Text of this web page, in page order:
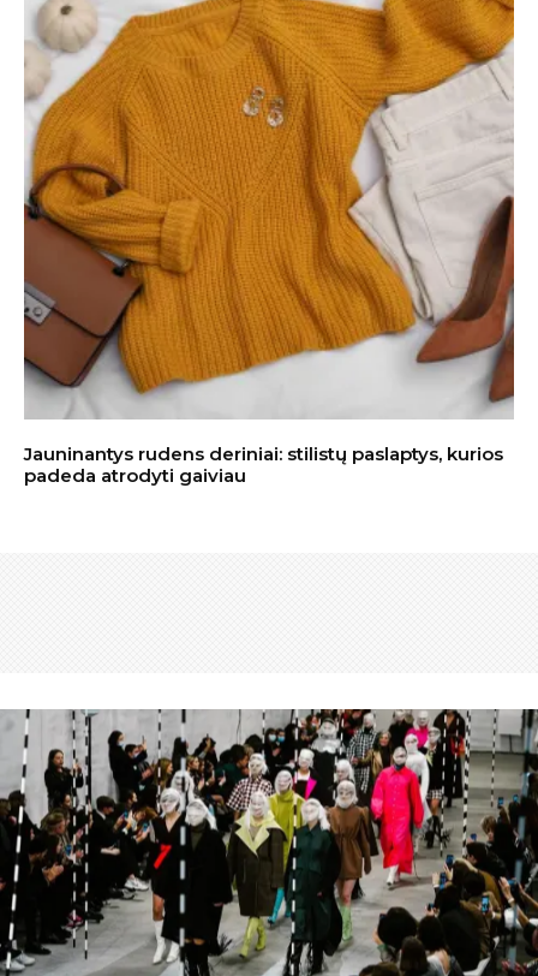
Jauninantys rudens deriniai: stilistų paslaptys, kurios
padeda atrodyti gaiviau